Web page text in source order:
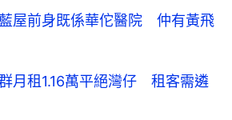
藍屋前身既係華佗醫院 仲有黃飛
群月租1.16萬平絕灣仔 租客需遴